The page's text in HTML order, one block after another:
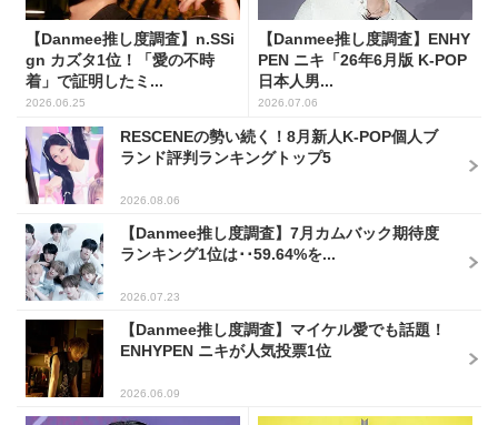
【Danmee推し度調査】n.SSi
gn カズタ1位！「愛の不時
着」で証明したミ...
2026.06.25
【Danmee推し度調査】ENHY
PEN ニキ「26年6月版 K-POP
日本人男...
2026.07.06
RESCENEの勢い続く！8月新人K-POP個人ブ
ランド評判ランキングトップ5
2026.08.06
【Danmee推し度調査】7月カムバック期待度
ランキング1位は･･59.64%を...
2026.07.23
【Danmee推し度調査】マイケル愛でも話題！
ENHYPEN ニキが人気投票1位
2026.06.09